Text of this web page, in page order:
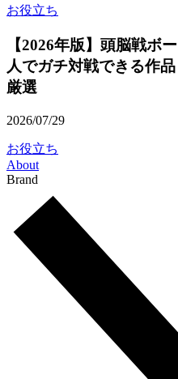
お役立ち
【2026年版】頭脳戦ボ
人でガチ対戦できる作
厳選
2026/07/29
お役立ち
About
Brand